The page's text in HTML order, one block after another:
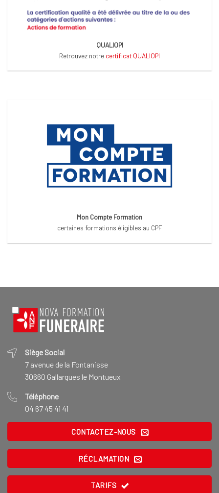
QUALIOPI
Retrouvez notre certificat QUALIOPI
Mon Compte Formation
certaines formations éligibles au CPF
Siège Social
7 avenue de la Fontanisse
30660 Gallargues le Montueux
Téléphone
04 67 45 41 41
CONTACTEZ-NOUS
RÉCLAMATION
TARIFS